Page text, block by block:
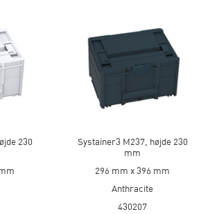
230
Systainer3 M237, højde 230
mm
296 mm x 396 mm
Anthracite
430207